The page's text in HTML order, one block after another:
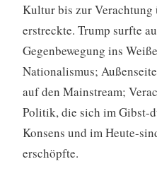
Kultur bis zur Verachtung
erstreckte. Trump surfte
Gegenbewegung ins
Nationalismus;
auf den Mainstream;
Politik, die sich im Gibst-
Konsens und im Heute-
erschöpfte.